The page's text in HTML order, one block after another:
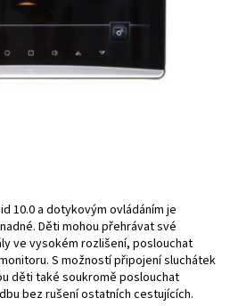
10.0 a dotykovým ovládáním je
Děti mohou přehrávat své
ve vysokém rozlišení, poslouchat
S možností připojení sluchátek
děti také soukromě poslouchat
bez rušení ostatních cestujících.